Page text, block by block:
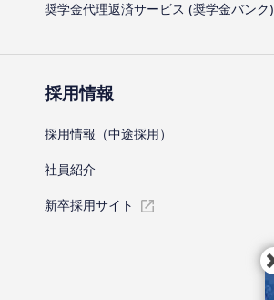
奨学金代理返済サービス (奨学金バンク)
採⽤情報
採⽤情報（中途採⽤）
社員紹介
新卒採⽤サイト